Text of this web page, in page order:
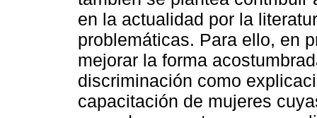
en la actualidad por la
problemáticas. Para ello, en
mejorar la forma
discriminación como
capacitación de mujeres